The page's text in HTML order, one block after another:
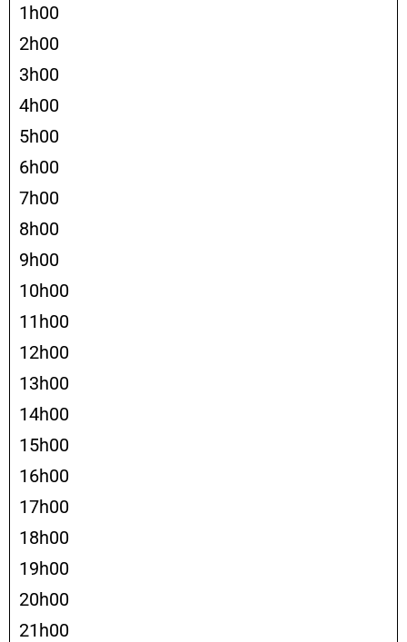
1h00
2h00
3h00
4h00
5h00
6h00
7h00
8h00
9h00
10h00
11h00
12h00
13h00
14h00
15h00
16h00
17h00
18h00
19h00
20h00
21h00